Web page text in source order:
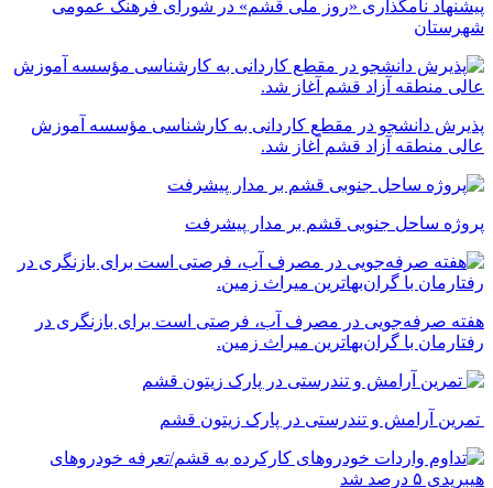
پیشنهاد نامگذاری «روز ملی قشم» در شورای فرهنگ عمومی
شهرستان
پذیرش دانشجو در مقطع کاردانی به کارشناسی مؤسسه آموزش
عالی منطقه آزاد قشم آغاز شد.
پروژه ساحل جنوبی قشم بر مدار پیشرفت
‌هفته صرفه‌جویی در مصرف آب، فرصتی است برای بازنگری در
رفتارمان با گران‌بهاترین میراث زمین.
تمرین آرامش و تندرستی در پارک زیتون قشم